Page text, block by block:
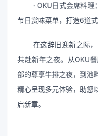
· OKU日式会席料
节日赏味菜单，打造6道式
在这辞旧迎新之际
共赴新年之夜。从OKU
部的尊享牛排之夜，到池
精心呈现多元体验，助您
启新章。